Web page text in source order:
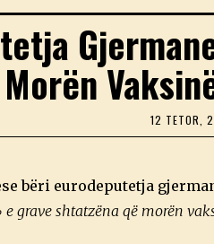
Morën
12 TETOR,
bëri eurodeputetja
e grave shtatzëna që morën